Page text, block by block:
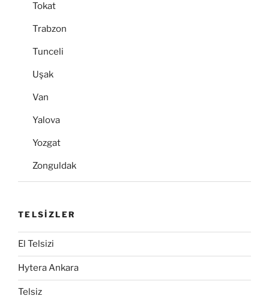
Tokat
Trabzon
Tunceli
Uşak
Van
Yalova
Yozgat
Zonguldak
TELSİZLER
El Telsizi
Hytera Ankara
Telsiz